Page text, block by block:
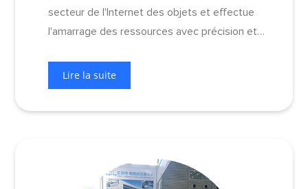
secteur de l'Internet des objets et effectue
l'amarrage des ressources avec précision et
Lire la suite